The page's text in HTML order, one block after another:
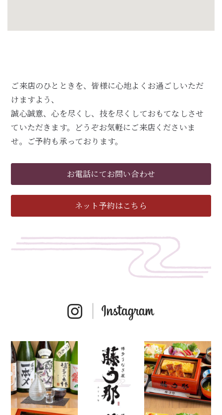
ご来店のひとときを、皆様に心地よくお過ごしいただ
けますよう、
誠心誠意、心を尽くし、技を尽くしておもてなしさせ
ていただきます。どうぞお気軽にご来店くださいま
せ。ご予約も承っております。
お電話にてお問い合わせ
ネット予約はこちら